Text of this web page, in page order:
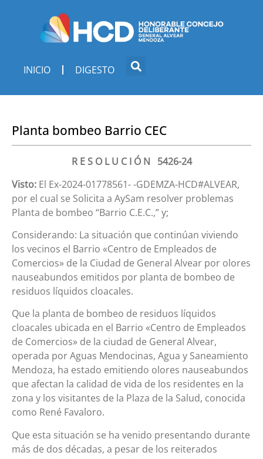
INICIO DIGESTO
Planta bombeo Barrio CEC
R E S O L U C I Ó N 5426-24
Visto: El Ex-2024-01778561- -GDEMZA-HCD#ALVEAR,
por el cual se Solicita a AySam resolver problemas
Planta de bombeo “Barrio C.E.C.,” y;
Considerando: La situación que continúan viviendo
los vecinos el Barrio «Centro de Empleados de
Comercios» de la Ciudad de General Alvear por olores
nauseabundos emitidos por planta de bombeo de
residuos líquidos cloacales.
Que la planta de bombeo de residuos líquidos
cloacales ubicada en el Barrio «Centro de Empleados
de Comercios» de la ciudad de General Alvear,
operada por Aguas Mendocinas, Agua y Saneamiento
Mendoza, ha estado emitiendo olores nauseabundos
que afectan la calidad de vida de los residentes en la
zona y los visitantes de la Plaza de la Salud, conocida
como René Favaloro.
Que esta situación se ha venido presentando durante
más de dos décadas, a pesar de los reiterados